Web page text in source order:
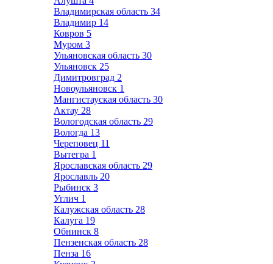
Владимирская область 34
Владимир 14
Ковров 5
Муром 3
Ульяновская область 30
Ульяновск 25
Димитровград 2
Новоульяновск 1
Мангистауская область 30
Актау 28
Вологодская область 29
Вологда 13
Череповец 11
Вытегра 1
Ярославская область 29
Ярославль 20
Рыбинск 3
Углич 1
Калужская область 28
Калуга 19
Обнинск 8
Пензенская область 28
Пенза 16